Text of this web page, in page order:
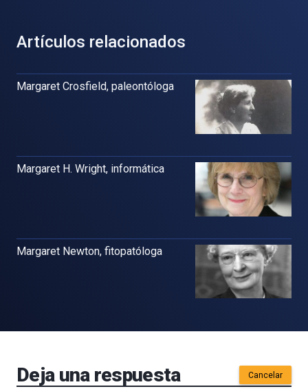
Artículos relacionados
Margaret Crosfield, paleontóloga
Margaret H. Wright, informática
Margaret Newton, fitopatóloga
Deja una respuesta Cancelar